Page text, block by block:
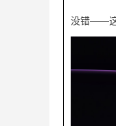
没错——这